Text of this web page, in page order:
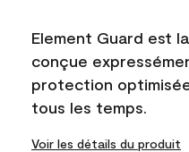
Element Guard est
conçue
protection
tous les temps.
Voir les détails du produit